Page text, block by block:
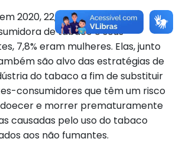
2020, 22,3% da população
de tabaco e seus
7,8% eram mulheres. Elas, junto
são alvo das estratégias de
do tabaco a fim de substituir
consumidores que têm um risco
e morrer prematuramente
causadas pelo uso do tabaco
aos não fumantes.